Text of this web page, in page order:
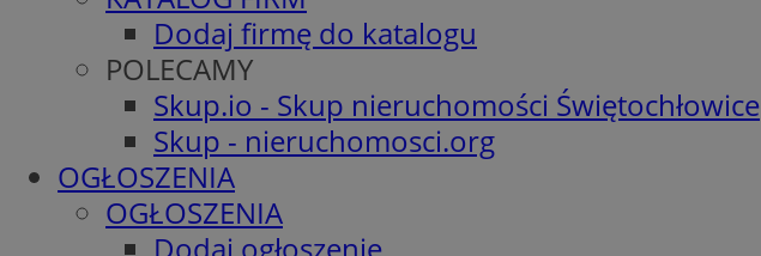
Dodaj firmę do katalogu
POLECAMY
Skup.io - Skup nieruchomości Świętochłowice
Skup - nieruchomosci.org
OGŁOSZENIA
OGŁOSZENIA
Dodaj ogłoszenie